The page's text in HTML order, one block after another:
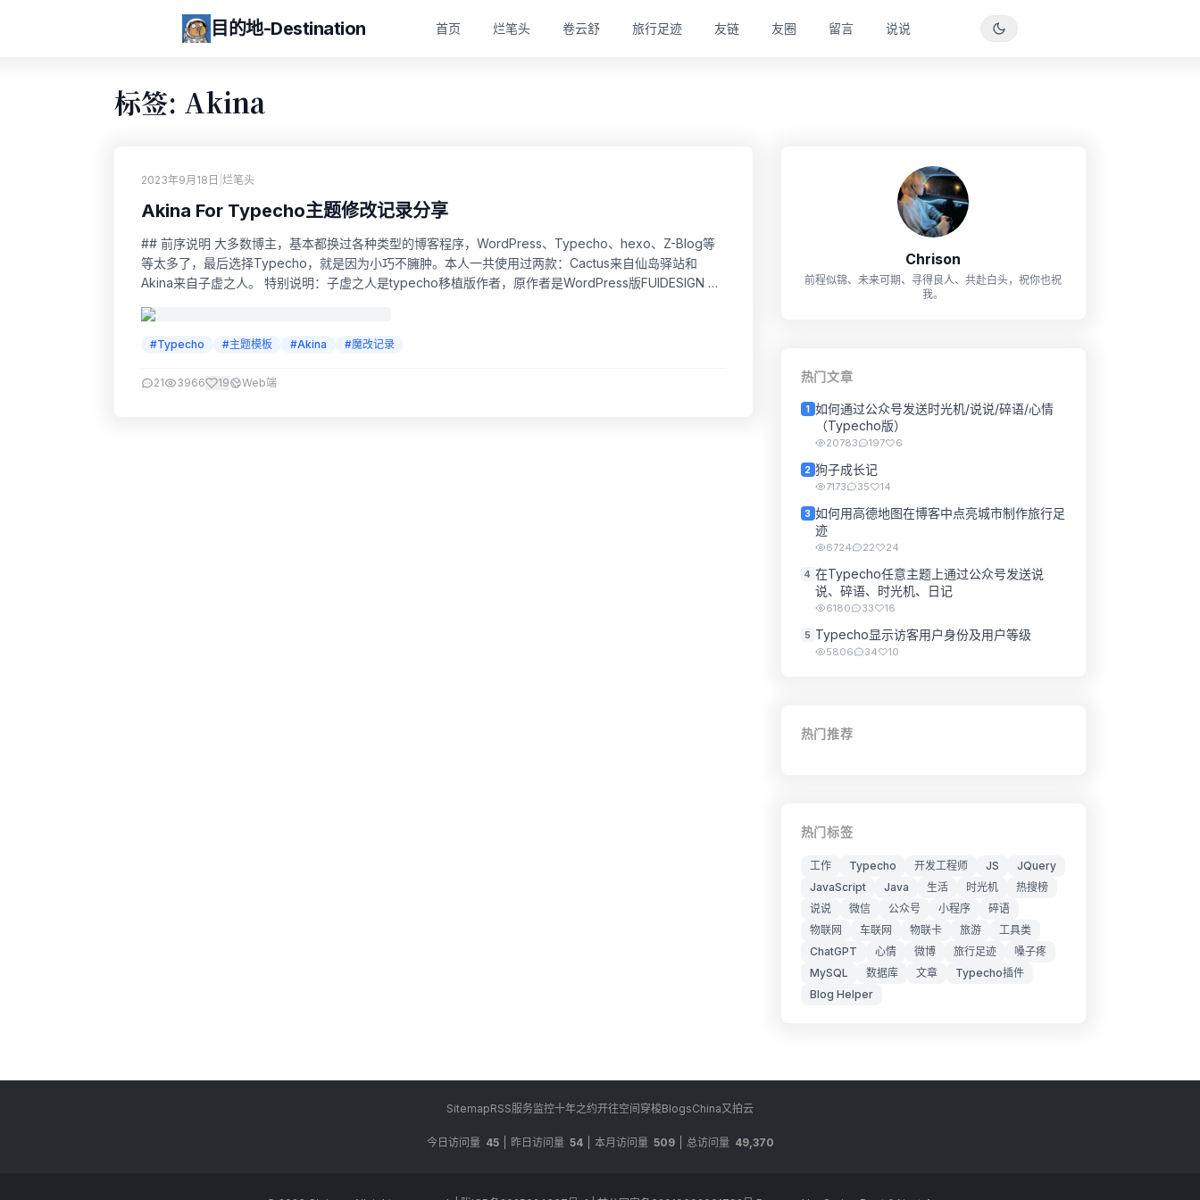
目的地-Destination 首页 烂笔头 卷云舒 旅行足迹 友链 友圈 留言 说说
标签: Akina
2023年9月18日 烂笔头
Akina For Typecho主题修改记录分享
## 前序说明 大多数博主，基本都换过各种类型的博客程序，WordPress、Typecho、hexo、Z-Blog等
等太多了，最后选择Typecho，就是因为小巧不臃肿。本人一共使用过两款：Cactus来自仙岛驿站和
Akina来自子虚之人。 特别说明：子虚之人是typecho移植版作者，原作者是WordPress版FUIDESIGN 两
#Typecho #主题模板 #Akina #魔改记录
21 3966 19 Web端
Chrison
前程似锦、未来可期、寻得良人、共赴白头，祝你也祝
我。
热门文章
1 如何通过公众号发送时光机/说说/碎语/心情
（Typecho版）
20783 197 6
2 狗子成长记
7173 35 14
3 如何用高德地图在博客中点亮城市制作旅行足
迹
6724 22 24
4 在Typecho任意主题上通过公众号发送说
说、碎语、时光机、日记
6180 33 16
5 Typecho显示访客用户身份及用户等级
5806 34 10
热门推荐
热门标签
工作 Typecho 开发工程师 JS
JQuery
JavaScript
Java 生活 时光机
热搜榜
说说
微信 公众号 小程序
碎语
物联网
车联网 物联卡 旅游
工具类
ChatGPT
心情 微博 旅行足迹
嗓子疼
MySQL
数据库 文章
Typecho插件
Blog Helper
SitemapRSS服务监控十年之约开往空间穿梭BlogsChina又拍云
今日访问量 45 昨日访问量 54 本月访问量 509 总访问量 49,370